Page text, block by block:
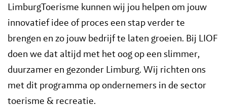
LimburgToerisme kunnen wij jou helpen om jouw
innovatief idee of proces een stap verder te
brengen en zo jouw bedrijf te laten groeien. Bij LIOF
doen we dat altijd met het oog op een slimmer,
duurzamer en gezonder Limburg. Wij richten ons
met dit programma op ondernemers in de sector
toerisme & recreatie.